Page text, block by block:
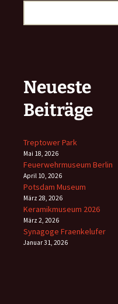
Neueste
Beiträge
Treptower Park
Mai 18, 2026
Feuerwehrmuseum Berlin
April 10, 2026
Potsdam Museum
März 28, 2026
Keramikmuseum 2026
März 2, 2026
Synagoge Fraenkelufer
Januar 31, 2026